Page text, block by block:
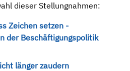
dieser Stellungnahmen:
Zeichen setzen -
der Beschäftigungspolitik
länger zaudern